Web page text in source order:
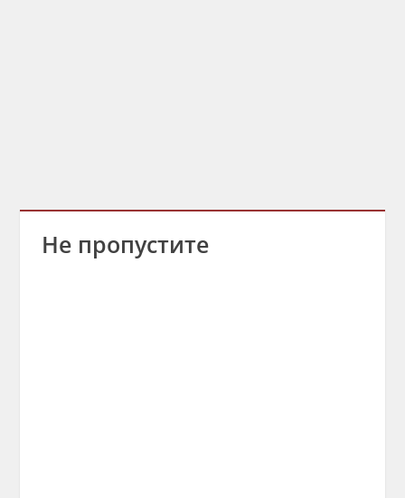
Не пропустите